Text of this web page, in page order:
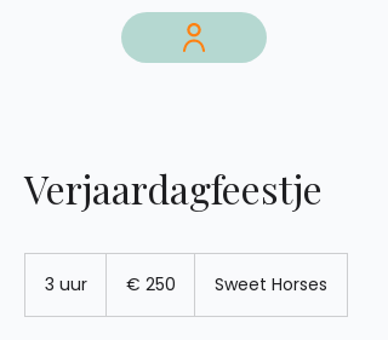
Verjaardagfeestje
3 uur € 250 Sweet Horses